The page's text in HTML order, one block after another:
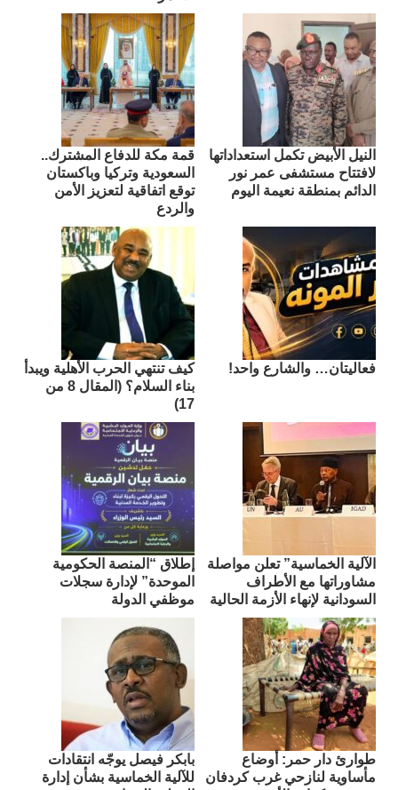
النيل الأبيض تكمل استعداداتها
لافتتاح مستشفى عمر نور
الدائم بمنطقة نعيمة اليوم
قمة مكة للدفاع المشترك..
السعودية وتركيا وباكستان
توقع اتفاقية لتعزيز الأمن
والردع
فعاليتان… والشارع واحد!
كيف تنتهي الحرب الأهلية ويبدأ
بناء السلام؟ (المقال 8 من
17)
الآلية الخماسية” تعلن مواصلة
مشاوراتها مع الأطراف
السودانية لإنهاء الأزمة الحالية
إطلاق “المنصة الحكومية
الموحدة” لإدارة سجلات
موظفي الدولة
طوارئ دار حمر: أوضاع
مأساوية لنازحي غرب كردفان
بابكر فيصل يوجّه انتقادات
للآلية الخماسية بشأن إدارة